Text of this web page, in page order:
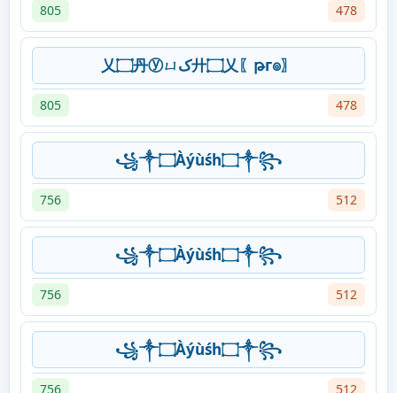
805 478
乂۝丹ⓨㄩک廾۝乂〖թг๏〗
805 478
꧁༒۝Àýùśh۝༒꧂
756 512
꧁༒۝Àýùśh۝༒꧂
756 512
꧁༒۝Àýùśh۝༒꧂
756 512